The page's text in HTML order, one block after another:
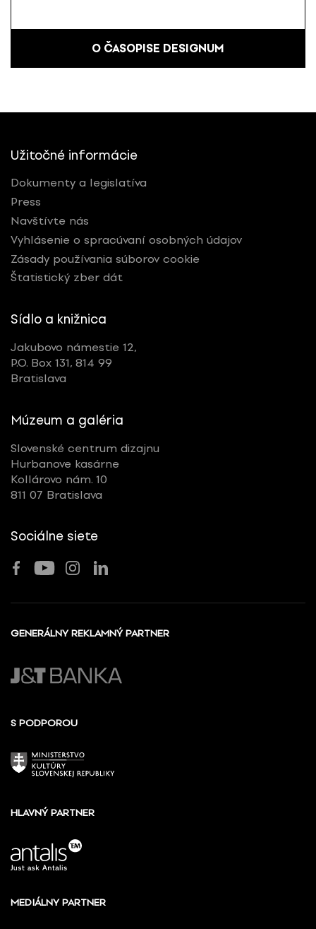
O ČASOPISE DESIGNUM
Užitočné informácie
Dokumenty a legislatíva
Press
Navštívte nás
Vyhlásenie o spracúvaní osobných údajov
Zásady používania súborov cookie
Štatistický zber dát
Sídlo a knižnica
Jakubovo námestie 12,
P.O. Box 131, 814 99
Bratislava
Múzeum a galéria
Slovenské centrum dizajnu
Hurbanove kasárne
Kollárovo nám. 10
811 07 Bratislava
Sociálne siete
GENERÁLNY REKLAMNÝ PARTNER
S PODPOROU
HLAVNÝ PARTNER
MEDIÁLNY PARTNER